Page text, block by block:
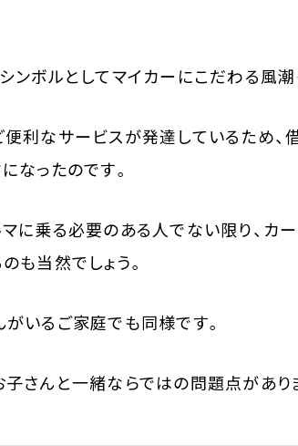
ンボルとしてマイカーにこだわる風潮
利なサービスが発達しているため、
なったのです。
に乗る必要のある人でない限り、カ
も当然でしょう。
いるご家庭でも同様です。
さんと一緒ならではの問題点があり